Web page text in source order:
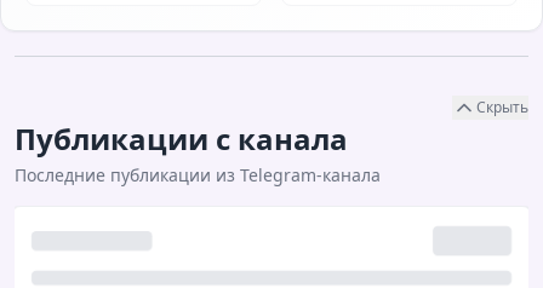
Скрыть
Публикации с канала
Последние публикации из Telegram-канала